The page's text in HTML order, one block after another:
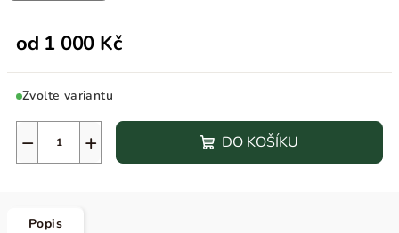
od 1 000 Kč
Zvolte variantu
+
− DO KOŠÍKU
Popis